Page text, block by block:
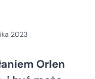
2023
Orlen